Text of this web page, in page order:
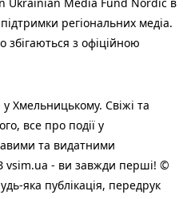
регіональних медіа.
збігаються з офіційною
Хмельницькому. Свіжі та
все про події у
та видатними
vsim.ua - ви завжди перші! ©
яка публiкацiя, передрук